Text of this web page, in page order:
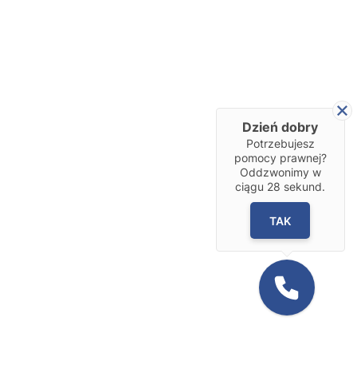
Dzień dobry
Potrzebujesz
pomocy prawnej?
Oddzwonimy w
ciągu 28 sekund.
TAK